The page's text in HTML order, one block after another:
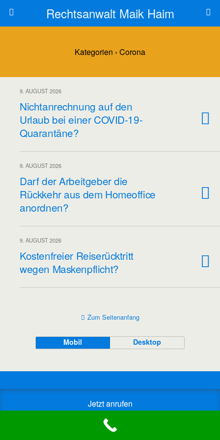
Rechtsanwalt Maik Haim
Kategorien › Corona
9. AUGUST 2026
Nichtanrechnung auf den
Urlaub bei einer COVID-19-
Quarantäne?
9. AUGUST 2026
Darf der Arbeitgeber die
Rückkehr aus dem Homeoffice
anordnen?
9. AUGUST 2026
Kostenfreier Reiserücktritt
wegen Maskenpflicht?
Zum Seitenanfang
Mobil Desktop
Jetzt anrufen